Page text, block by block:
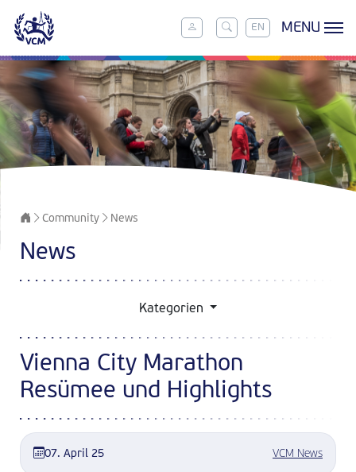
EN MENU
Community News
News
Kategorien
Vienna City Marathon
Resümee und Highlights
07. April 25 VCM News